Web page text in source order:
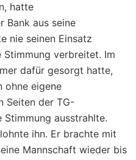
hatte
Bank aus seine
nie seinen Einsatz
verbreitet. Im
dafür gesorgt hatte,
ohne eigene
Seiten der TG-
Stimmung ausstrahlte.
ihn. Er brachte mit
Mannschaft wieder bis